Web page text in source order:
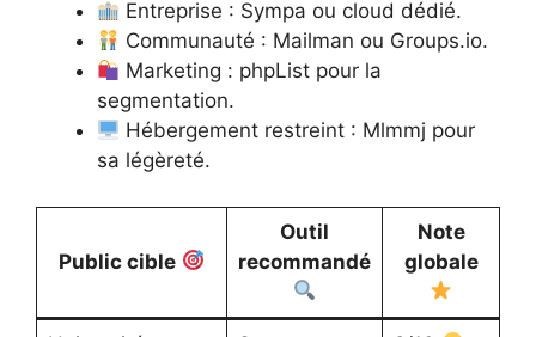
Entreprise : Sympa ou cloud dédié.
Communauté : Mailman ou Groups.io.
Marketing : phpList pour la
segmentation.
Hébergement restreint : Mlmmj pour
sa légèreté.
Public cible
Outil
recommandé
Note
globale